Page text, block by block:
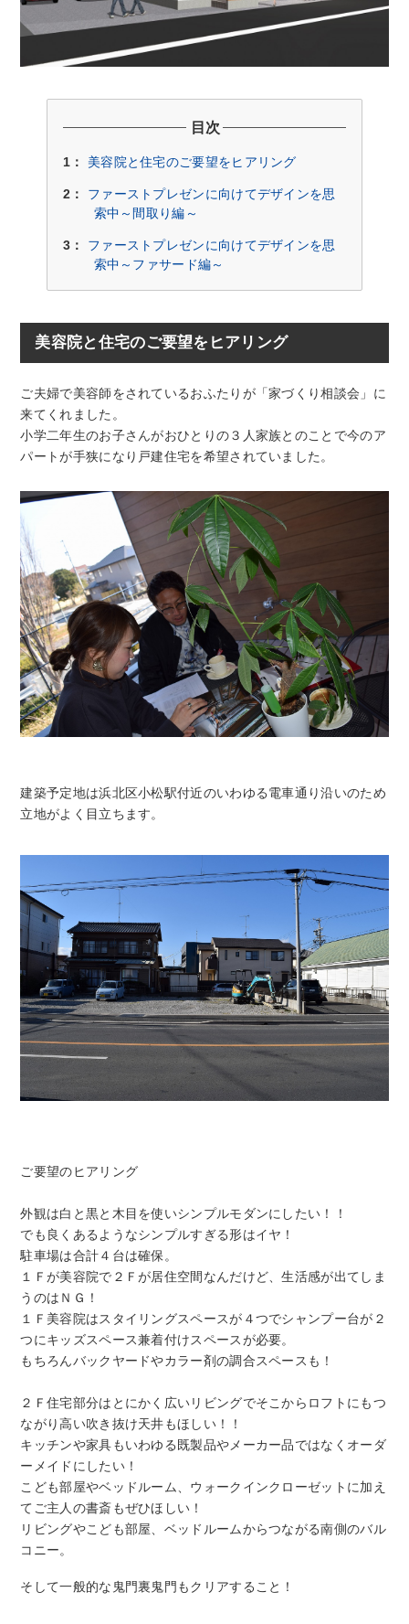
目次
1： 美容院と住宅のご要望をヒアリング
2：
ファーストプレゼンに向けてデザインを思
索中～間取り編～
3：
ファーストプレゼンに向けてデザインを思
索中～ファサード編～
美容院と住宅のご要望をヒアリング
ご夫婦で美容師をされているおふたりが「家づくり相談会」に
来てくれました。
小学二年生のお子さんがおひとりの３人家族とのことで今のア
パートが手狭になり戸建住宅を希望されていました。
建築予定地は浜北区小松駅付近のいわゆる電車通り沿いのため
立地がよく目立ちます。
ご要望のヒアリング
外観は白と黒と木目を使いシンプルモダンにしたい！！
でも良くあるようなシンプルすぎる形はイヤ！
駐車場は合計４台は確保。
１Ｆが美容院で２Ｆが居住空間なんだけど、生活感が出てしま
うのはＮＧ！
１Ｆ美容院はスタイリングスペースが４つでシャンプー台が２
つにキッズスペース兼着付けスペースが必要。
もちろんバックヤードやカラー剤の調合スペースも！
２Ｆ住宅部分はとにかく広いリビングでそこからロフトにもつ
ながり高い吹き抜け天井もほしい！！
キッチンや家具もいわゆる既製品やメーカー品ではなくオーダ
ーメイドにしたい！
こども部屋やベッドルーム、ウォークインクローゼットに加え
てご主人の書斎もぜひほしい！
リビングやこども部屋、ベッドルームからつながる南側のバル
コニー。
そして一般的な鬼門裏鬼門もクリアすること！